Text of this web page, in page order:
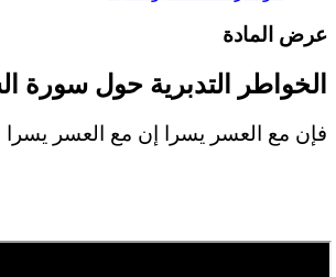
المادة
التدبرية حول سورة
مع العسر يسرا إن مع العسر يسرا